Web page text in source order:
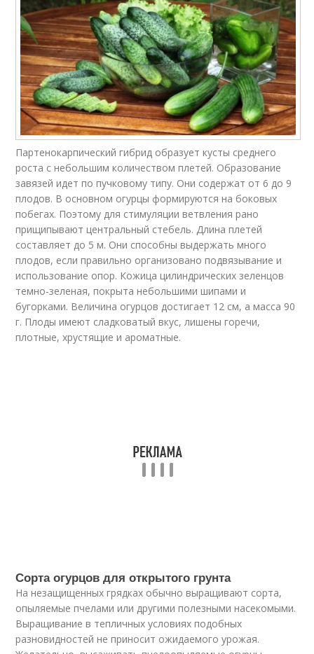
Партенокарпический гибрид образует кусты среднего
роста с небольшим количеством плетей. Образование
завязей идет по пучковому типу. Они содержат от 6 до 9
плодов. В основном огурцы формируются на боковых
побегах. Поэтому для стимуляции ветвления рано
прищипывают центральный стебель. Длина плетей
составляет до 5 м. Они способны выдержать много
плодов, если правильно организовано подвязывание и
использование опор. Кожица цилиндрических зеленцов
темно-зеленая, покрыта небольшими шипами и
бугорками. Величина огурцов достигает 12 см, а масса 90
г. Плоды имеют сладковатый вкус, лишены горечи,
плотные, хрустящие и ароматные.
Сорта огурцов для открытого грунта
На незащищенных грядках обычно выращивают сорта,
опыляемые пчелами или другими полезными насекомыми.
Выращивание в тепличных условиях подобных
разновидностей не приносит ожидаемого урожая.